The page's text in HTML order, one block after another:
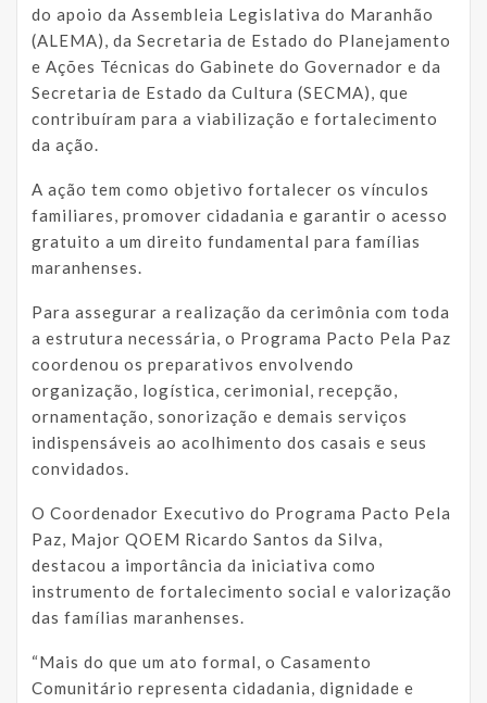
do apoio da Assembleia Legislativa do Maranhão
(ALEMA), da Secretaria de Estado do Planejamento
e Ações Técnicas do Gabinete do Governador e da
Secretaria de Estado da Cultura (SECMA), que
contribuíram para a viabilização e fortalecimento
da ação.
A ação tem como objetivo fortalecer os vínculos
familiares, promover cidadania e garantir o acesso
gratuito a um direito fundamental para famílias
maranhenses.
Para assegurar a realização da cerimônia com toda
a estrutura necessária, o Programa Pacto Pela Paz
coordenou os preparativos envolvendo
organização, logística, cerimonial, recepção,
ornamentação, sonorização e demais serviços
indispensáveis ao acolhimento dos casais e seus
convidados.
O Coordenador Executivo do Programa Pacto Pela
Paz, Major QOEM Ricardo Santos da Silva,
destacou a importância da iniciativa como
instrumento de fortalecimento social e valorização
das famílias maranhenses.
“Mais do que um ato formal, o Casamento
Comunitário representa cidadania, dignidade e